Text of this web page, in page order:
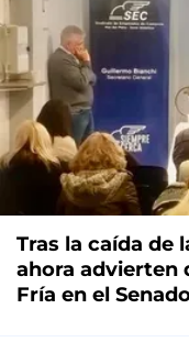
Tras la caída de
ahora advierten
Fría en el